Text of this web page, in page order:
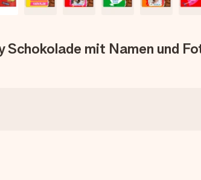
Schokolade mit Namen und